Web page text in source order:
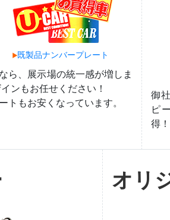
既製品ナンバープレート
ら、展示場の統一感が増しま
ンもお任せください！
トもお安くなっています。
御
ピ
得！
オリ